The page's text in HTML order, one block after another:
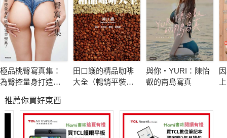
極品桃臀寫真集：
為臀控量身打造的
田口護的精品咖啡
大全（暢銷平裝
與你‧YURI：陳怡
叡的南島寫真
推薦你買好東西